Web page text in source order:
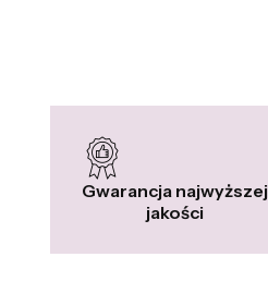
Gwarancja najwyższej
jakości